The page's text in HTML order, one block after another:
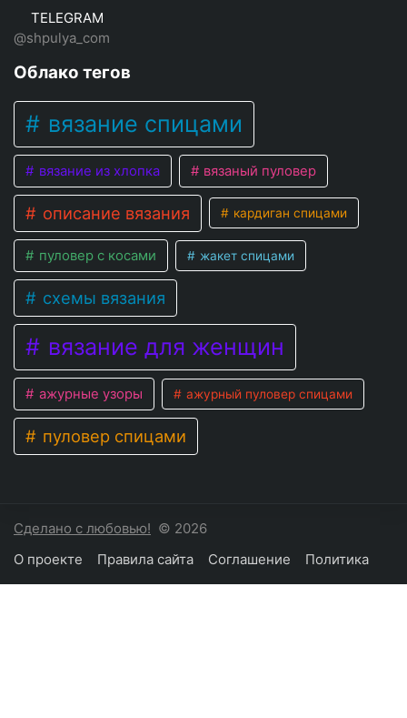
TELEGRAM
@shpulya_com
Облако тегов
вязание спицами
вязание из хлопка вязаный пуловер
описание вязания кардиган спицами
пуловер с косами жакет спицами
схемы вязания
вязание для женщин
ажурные узоры ажурный пуловер спицами
пуловер спицами
Сделано с любовью! © 2026
О проекте
Правила сайта Соглашение Политика